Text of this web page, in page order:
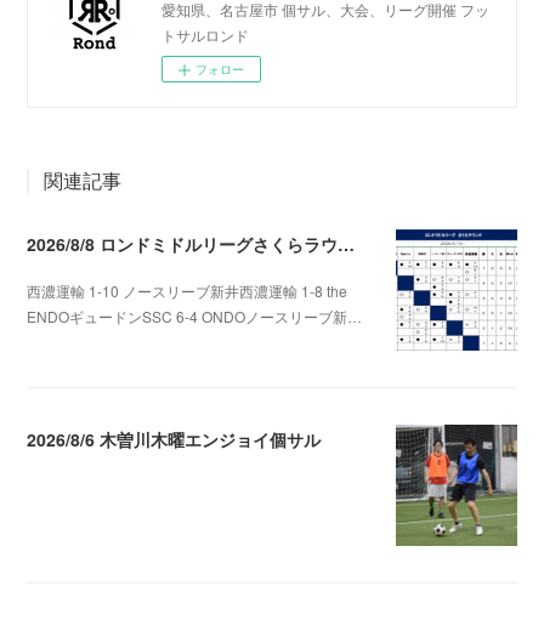
愛知県、名古屋市 個サル、大会、リーグ開催 フッ
トサルロンド
フォロー
関連記事
2026/8/8 ロンドミドルリーグさくらラウンド第5.6節
西濃運輸 1-10 ノースリーブ新井西濃運輸 1-8 the
ENDOギュードンSSC 6-4 ONDOノースリーブ新…
2026/8/6 木曽川木曜エンジョイ個サル